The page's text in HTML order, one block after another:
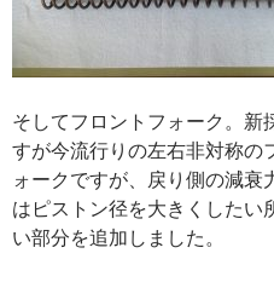
そしてフロントフォーク。新
すが今流行りの左右非対称の
ォークですが、戻り側の減衰
はピストン径を大きくしたい
い部分を追加しました。